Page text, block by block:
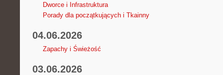
Dworce i Infrastruktura
Porady dla początkujących i Tkainny
04.06.2026
Zapachy i Świeżość
03.06.2026